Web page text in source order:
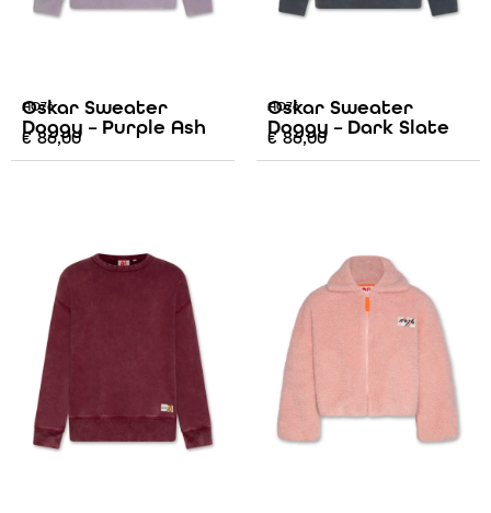
AO76
Oskar Sweater
Doggy – Purple Ash
€86,00
AO76
Oskar Sweater
Doggy – Dark Slate
€86,00